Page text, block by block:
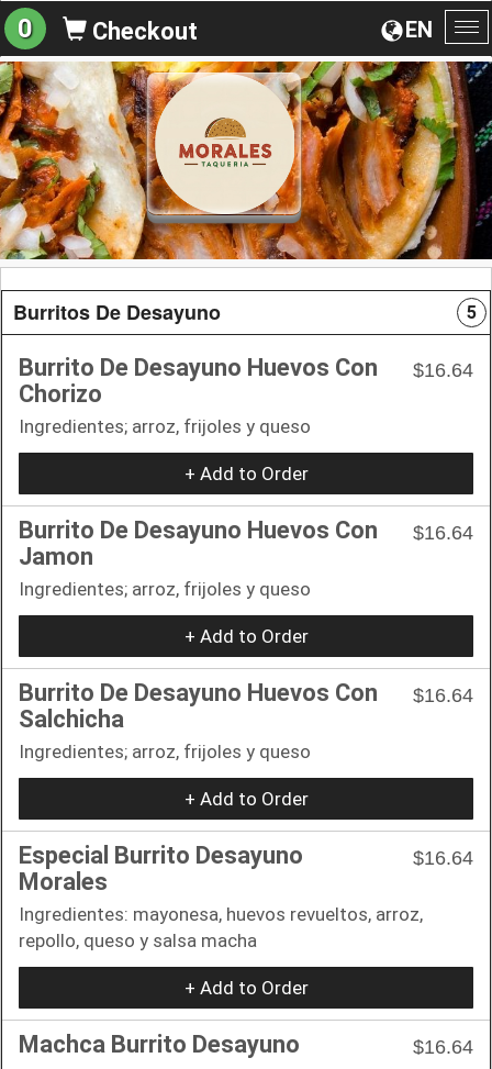
EN
0 Checkout
Burritos De Desayuno 5
Burrito De Desayuno Huevos Con
Chorizo
$16.64
Ingredientes; arroz, frijoles y queso
+ Add to Order
Burrito De Desayuno Huevos Con
Jamon
$16.64
Ingredientes; arroz, frijoles y queso
+ Add to Order
Burrito De Desayuno Huevos Con
Salchicha
$16.64
Ingredientes; arroz, frijoles y queso
+ Add to Order
Especial Burrito Desayuno
Morales
$16.64
Ingredientes: mayonesa, huevos revueltos, arroz,
repollo, queso y salsa macha
+ Add to Order
Machca Burrito Desayuno
$16.64